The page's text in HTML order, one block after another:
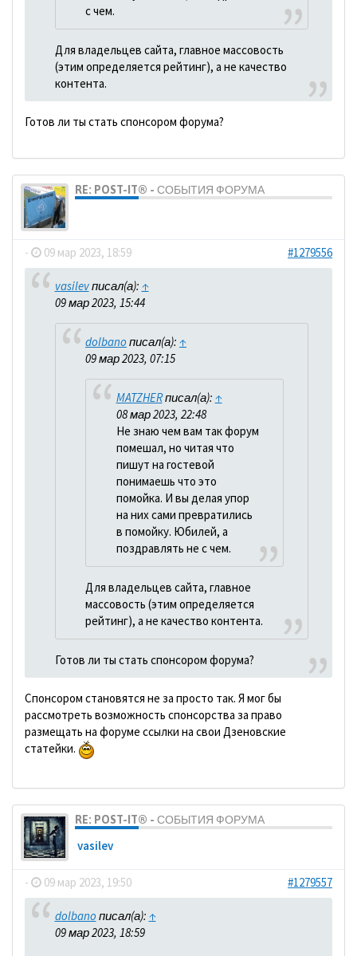
с чем.
Для владельцев сайта, главное массовость
(этим определяется рейтинг), а не качество
контента.
Готов ли ты стать спонсором форума?
RE: POST-IT® - СОБЫТИЯ ФОРУМА
- 09 мар 2023, 18:59 #1279556
vasilevписал(а): ↑
09 мар 2023, 15:44
dolbano писал(а): ↑
09 мар 2023, 07:15
MATZHERписал(а): ↑
08 мар 2023, 22:48
Не знаю чем вам так форум
помешал, но читая что
пишут на гостевой
понимаешь что это
помойка. И вы делая упор
на них сами превратились
в помойку. Юбилей, а
поздравлять не с чем.
Для владельцев сайта, главное
массовость (этим определяется
рейтинг), а не качество контента.
Готов ли ты стать спонсором форума?
Спонсором становятся не за просто так. Я мог бы
рассмотреть возможность спонсорства за право
размещать на форуме ссылки на свои Дзеновские
статейки.
RE: POST-IT® - СОБЫТИЯ ФОРУМА
vasilev
- 09 мар 2023, 19:50 #1279557
dolbano писал(а): ↑
09 мар 2023, 18:59